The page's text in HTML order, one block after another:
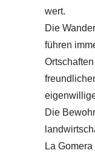
wert.
Die
führen
Die
La